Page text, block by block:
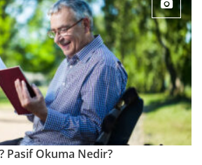
Pasif Okuma Nedir?